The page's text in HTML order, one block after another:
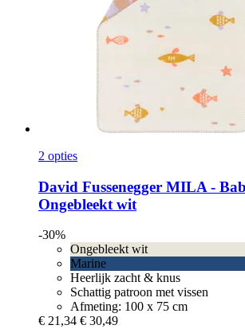
2 opties
David Fussenegger MILA -​
Ongebleekt wit
-30%
Ongebleekt wit
Marine
Heerlijk zacht & knus
Schattig patroon met vissen
Afmeting: 100 x 75 cm
€ 21,34 € 30,49